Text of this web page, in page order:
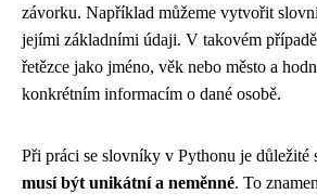
závorku. Například můžeme vytvořit
jejími základními údaji. V takovém
řetězce jako jméno, věk nebo město a
konkrétním informacím o dané osobě.
Při práci se slovníky v Pythonu je důležité
musí být unikátní a neměnné. To